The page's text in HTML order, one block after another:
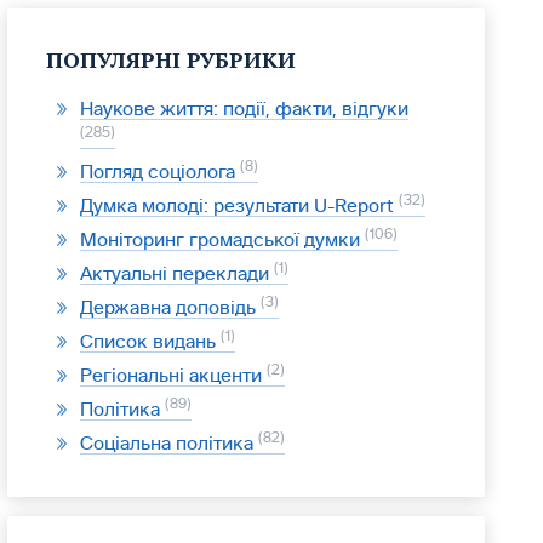
ПОПУЛЯРНІ РУБРИКИ
Наукове життя: події, факти, відгуки
285
Погляд соціолога 8
Думка молоді: результати U-Report 32
Моніторинг громадської думки 106
Актуальні переклади 1
Державна доповідь 3
Список видань 1
Регіональні акценти 2
Політика 89
Соціальна політика 82